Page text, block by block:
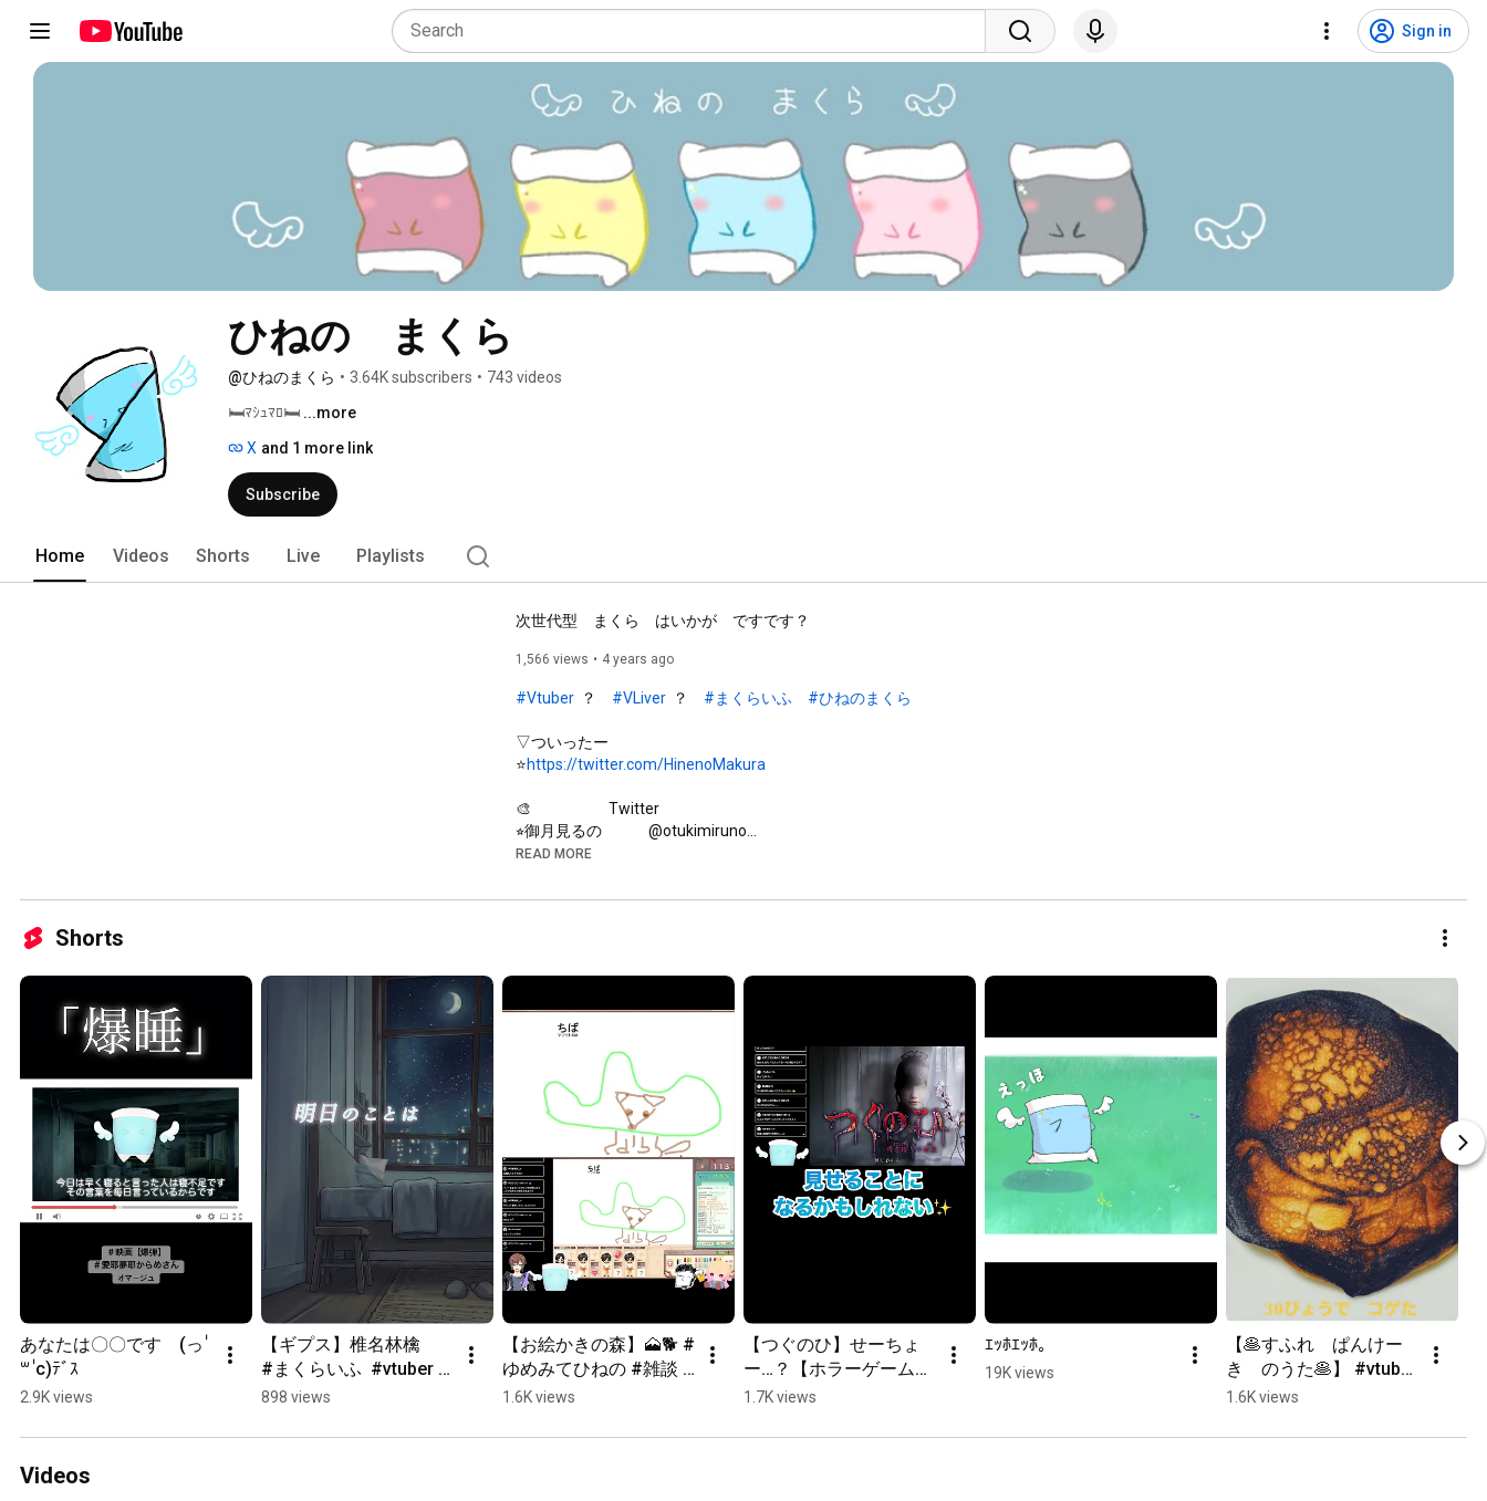
Sign in
ひねの　まくら
@ひねのまくら • 3.64K subscribers • 743 videos
🛏️ﾏｼｭﾏﾛ🛏️ ...more
X and 1 more link
Subscribe
Home Videos Shorts Live Playlists
次世代型　まくら　はいかが　ですです？
1,566 views 4 years ago
#Vtuber
  ？
#VLiver
  ？
#まくらいふ #ひねのまくら
▽ついったー
⭐️https://twitter.com/HinenoMakura
🎨　　　　　Twitter
⭐︎御月見るの　　　@otukimiruno
⭐︎きょむﾁｬﾝ            @__e_kaku_ko_
⭐︎らっ子　　　　　@kaigarapanchi
⭐︎ひのもり　　　　@hinomori___23
⭐︎赤山猫　　　　　@NFBglhrwFSy8WAY
イラスト　　　　時雨
モデリング　　　ひねの　まくら
モデリング指南　匿名希望
READ MORE
Shorts
あなたは〇〇です　(っ ॑
꒳ ॑c)ﾃﾞｽ
2.9K views
【ギプス】椎名林檎
#まくらいふ  #vtuber
＃歌ってみた　#ウクレ
898 views
【お絵かきの森】🗻🐕 #
ゆめみてひねの #雑談 #
ゲーム #vtuber    よへち
まもとさん。
1.6K views
【つぐのひ】せーちょ
ー…？【ホラーゲーム】
＃切り抜き　＃ホラ
ゲーム実況
1.7K views
ｴｯﾎｴｯﾎ。
19K views
【🥞すふれ　ぱんけー
き　のうた🥞】 #vtuber
#ゆめみてひねの #ひね
ってみた #料理
1.6K views
Videos